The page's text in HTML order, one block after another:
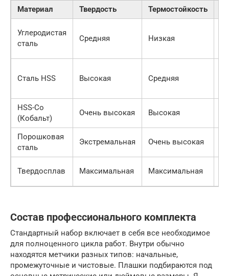
Материал Твердость Термостойкость
Углеродистая
сталь
Средняя Низкая
Сталь HSS Высокая Средняя
HSS-Co
(Кобальт)
Очень высокая Высокая
Порошковая
сталь
Экстремальная Очень высокая
Твердосплав Максимальная Максимальная
Состав профессионального комплекта
Стандартный набор включает в себя все необходимое
для полноценного цикла работ. Внутри обычно
находятся метчики разных типов: начальные,
промежуточные и чистовые. Плашки подбираются под